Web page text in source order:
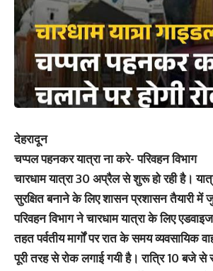
देहरादून
चप्पल पहनकर यात्रा ना करे- परिवहन विभाग
चारधाम यात्रा 30 अप्रैल से शुरू हो रही है।
सुरक्षित बनाने के लिए शासन प्रशासन तैयारी में
परिवहन विभाग ने चारधाम यात्रा के लिए
तहत पर्वतीय मार्गों पर रात के समय व्यवसायिक
पूरी तरह से रोक लगाई गयी है। रात्रि 10 बजे